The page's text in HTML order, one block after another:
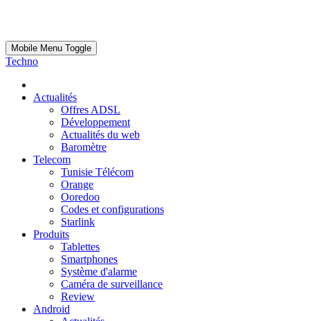
Mobile Menu Toggle
Techno
Actualités
Offres ADSL
Développement
Actualités du web
Baromètre
Telecom
Tunisie Télécom
Orange
Ooredoo
Codes et configurations
Starlink
Produits
Tablettes
Smartphones
Système d'alarme
Caméra de surveillance
Review
Android